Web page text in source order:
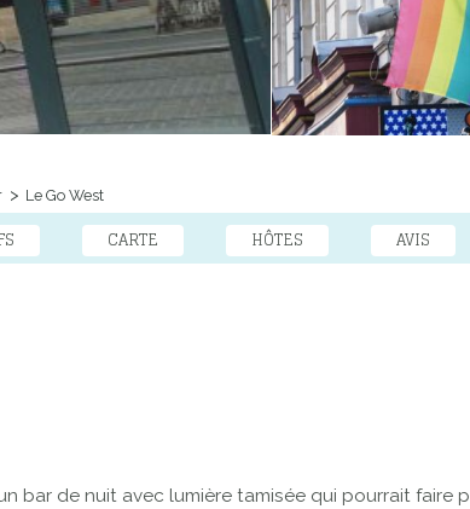
Le Go West
CARTE HÔTES AVIS
bar de nuit avec lumière tamisée qui pourrait